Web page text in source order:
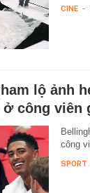
CINE -
lộ ảnh
ở công viên
công
SPORT